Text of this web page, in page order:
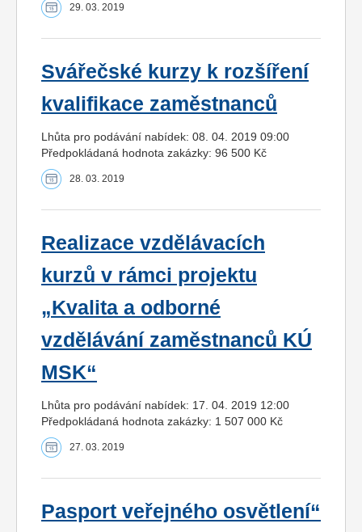
29. 03. 2019
Svářečské kurzy k rozšíření
kvalifikace zaměstnanců
Lhůta pro podávání nabídek: 08. 04. 2019 09:00
Předpokládaná hodnota zakázky: 96 500 Kč
28. 03. 2019
Realizace vzdělávacích
kurzů v rámci projektu
„Kvalita a odborné
vzdělávání zaměstnanců KÚ
MSK“
Lhůta pro podávání nabídek: 17. 04. 2019 12:00
Předpokládaná hodnota zakázky: 1 507 000 Kč
27. 03. 2019
Pasport veřejného osvětlení“